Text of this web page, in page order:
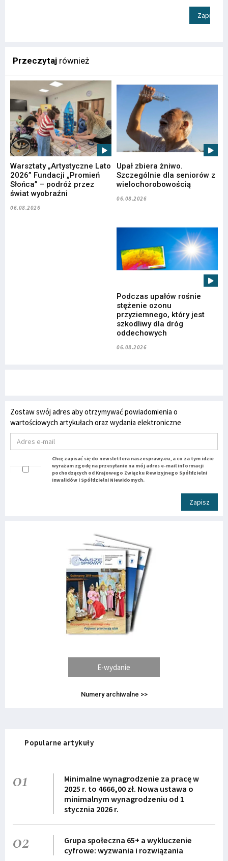
Zapisz
Przeczytaj również
Warsztaty „Artystyczne Lato
2026” Fundacji „Promień
Słońca” – podróż przez
świat wyobraźni
06.08.2026
Upał zbiera żniwo.
Szczególnie dla seniorów z
wielochorobowością
06.08.2026
Podczas upałów rośnie
stężenie ozonu
przyziemnego, który jest
szkodliwy dla dróg
oddechowych
06.08.2026
Zostaw swój adres aby otrzymywać powiadomienia o
wartościowych artykułach oraz wydania elektroniczne
Chcę zapisać się do newslettera naszesprawy.eu, a co za tym idzie
wyrażam zgodę na przesyłanie na mój adres e-mail informacji
pochodzących od Krajowego Związku Rewizyjnego Spółdzielni
Inwalidów i Spółdzielni Niewidomych.
Zapisz
E-wydanie
Numery archiwalne >>
Popularne artykuły
01
Minimalne wynagrodzenie za pracę w
2025 r. to 4666,00 zł. Nowa ustawa o
minimalnym wynagrodzeniu od 1
stycznia 2026 r.
02
Grupa społeczna 65+ a wykluczenie
cyfrowe: wyzwania i rozwiązania